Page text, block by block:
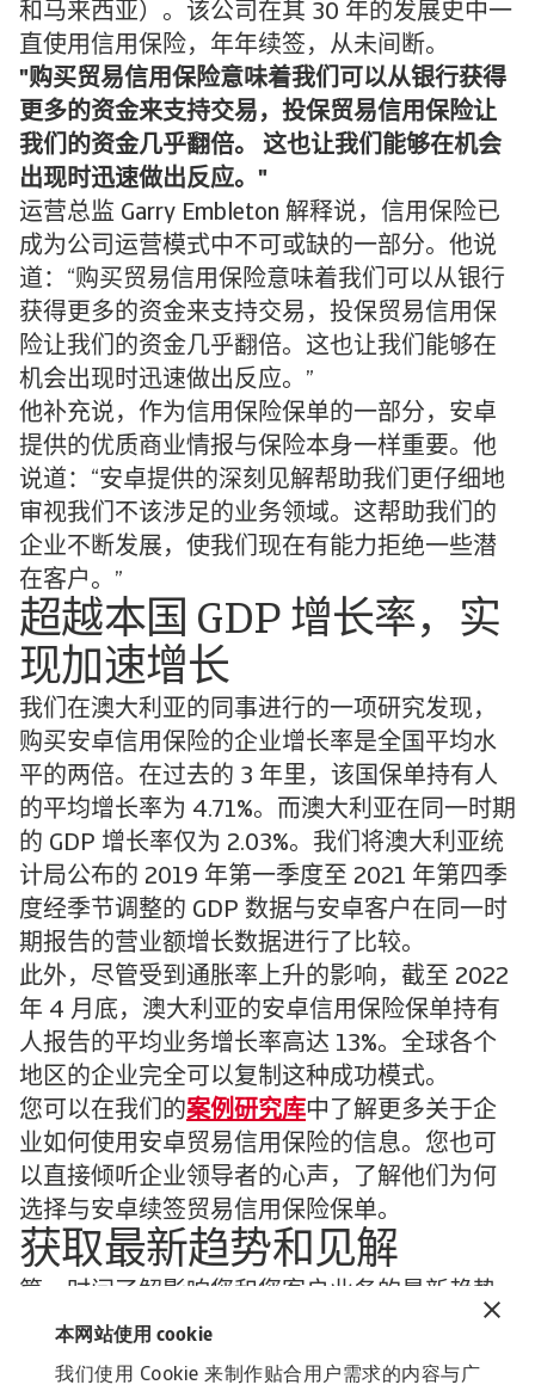
本网站使用 cookie
我们使用 Cookie 来制作贴合用户需求的内容与广
和马来西亚）。该公司在其 30 年的发展史中一
直使用信用保险，年年续签，从未间断。
购买贸易信用保险意味着我们可以从银行获得
更多的资金来支持交易，投保贸易信用保险让
我们的资金几乎翻倍。 这也让我们能够在机会
出现时迅速做出反应。
运营总监 Garry Embleton 解释说，信用保险已
成为公司运营模式中不可或缺的一部分。他说
道：“购买贸易信用保险意味着我们可以从银行
获得更多的资金来支持交易，投保贸易信用保
险让我们的资金几乎翻倍。这也让我们能够在
机会出现时迅速做出反应。”
他补充说，作为信用保险保单的一部分，安卓
提供的优质商业情报与保险本身一样重要。他
说道：“安卓提供的深刻见解帮助我们更仔细地
审视我们不该涉足的业务领域。这帮助我们的
企业不断发展，使我们现在有能力拒绝一些潜
在客户。”
超越本国 GDP 增长率，实
现加速增长
我们在澳大利亚的同事进行的一项研究发现，
购买安卓信用保险的企业增长率是全国平均水
平的两倍。在过去的 3 年里，该国保单持有人
的平均增长率为 4.71%。而澳大利亚在同一时期
的 GDP 增长率仅为 2.03%。我们将澳大利亚统
计局公布的 2019 年第一季度至 2021 年第四季
度经季节调整的 GDP 数据与安卓客户在同一时
期报告的营业额增长数据进行了比较。
此外，尽管受到通胀率上升的影响，截至 2022
年 4 月底，澳大利亚的安卓信用保险保单持有
人报告的平均业务增长率高达 13%。全球各个
地区的企业完全可以复制这种成功模式。
您可以在我们的案例研究库中了解更多关于企
业如何使用安卓贸易信用保险的信息。您也可
以直接倾听企业领导者的心声，了解他们为何
选择与安卓续签贸易信用保险保单。
获取最新趋势和见解
第一时间了解影响您和您客户业务的最新趋势
和经济发展。
订阅安卓经济简报，接受关于安卓经济学家的